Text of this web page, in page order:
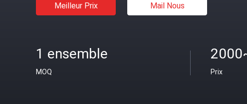
Meilleur Prix Mail Nous
1 ensemble
MOQ Prix